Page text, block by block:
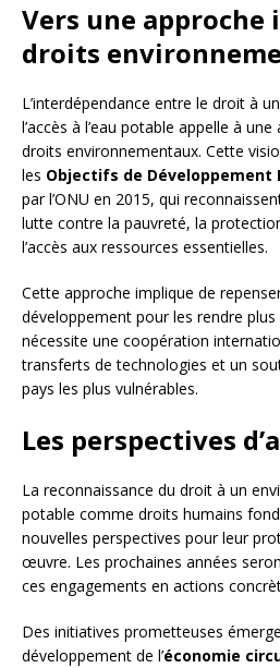
Vers une approche
droits
L’interdépendance entre le droit à
l’accès à l’eau potable appelle à
droits environnementaux. Cette
les Objectifs de Développement
par l’ONU en 2015, qui
lutte contre la pauvreté, la
l’accès aux ressources essentielles.
Cette approche implique de
développement pour les rendre
nécessite une coopération
transferts de technologies et un
pays les plus vulnérables.
Les perspectives
La reconnaissance du droit à un
potable comme droits humains
nouvelles perspectives pour leur
œuvre. Les prochaines années
ces engagements en actions
Des initiatives prometteuses
développement de l’économie